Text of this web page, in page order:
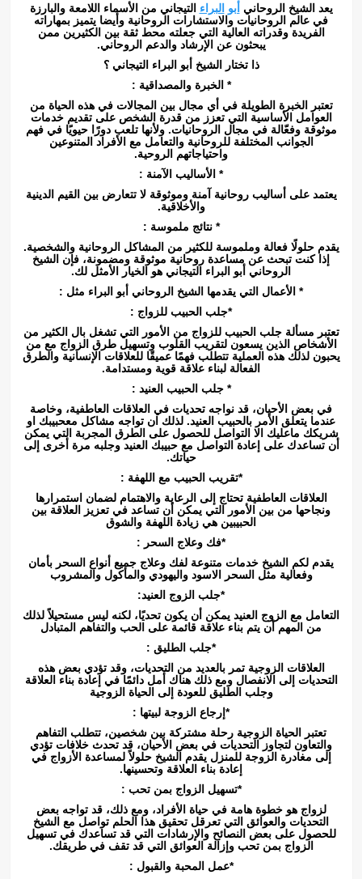
يعد الشيخ الروحاني أبو البراء التيجاني من الأسماء اللامعة والبارزة
في عالم الروحانيات والاستشارات الروحانية وأيضا يتميز بمهاراته
الفريدة وقدراته العالية التي جعلته محط ثقة بين الكثيرين ممن
يبحثون عن الإرشاد والدعم الروحاني.
ذا تختار الشيخ أبو البراء التيجاني ؟
* الخبرة والمصداقية :
تعتبر الخبرة الطويلة في أي مجال بين المجالات في هذه الحياة من
العوامل الأساسية التي تعزز من قدرة الشخص على تقديم خدمات
موثوقة وفعّالة في مجال الروحانيات. ولأنها تلعب دورًا حيويًا في فهم
الجوانب المختلفة للروحانية والتعامل مع الأفراد المتنوعين
واحتياجاتهم الروحية.
* الأساليب الآمنة :
يعتمد على أساليب روحانية آمنة وموثوقة لا تتعارض بين القيم الدينية
والأخلاقية.
* نتائج ملموسة :
يقدم حلولًا فعالة وملموسة للكثير من المشاكل الروحانية والشخصية.
إذا كنت تبحث عن مساعدة روحانية موثوقة ومضمونة، فإن الشيخ
الروحاني أبو البراء التيجاني هو الخيار الأمثل لك.
* الأعمال التي يقدمها الشيخ الروحاني أبو البراء مثل :
*جلب الحبيب للزواج :
تعتبر مسألة جلب الحبيب للزواج من الأمور التي تشغل بال الكثير من
الأشخاص الذين يسعون لتقريب القلوب وتسهيل طرق الزواج مع من
يحبون لذلك هذه العملية تتطلب فهمًا عميقًا للعلاقات الإنسانية والطرق
الفعالة لبناء علاقة قوية ومستدامة.
* جلب الحبيب العنيد :
في بعض الأحيان، قد نواجه تحديات في العلاقات العاطفية، وخاصة
عندما يتعلق الأمر بالحبيب العنيد. لذلك ان تواجه مشاكل معحبيبك او
شريكك ماعليك الا التواصل للحصول على الطرق المجربة التي يمكن
أن تساعدك على إعادة التواصل مع حبيبك العنيد وجلبه مرة أخرى إلى
حياتك.
*تقريب الحبيب مع اللهفة :
العلاقات العاطفية تحتاج إلى الرعاية والاهتمام لضمان استمرارها
ونجاحها من بين الأمور التي يمكن أن تساعد في تعزيز العلاقة بين
الحبيبين هي زيادة اللهفة والشوق
*فك وعلاج السحر :
يقدم لكم الشيخ خدمات متنوعة لفك وعلاج جميع أنواع السحر بأمان
وفعالية مثل السحر الاسود واليهودي والمأكول والمشروب
*جلب الزوج العنيد:
التعامل مع الزوج العنيد يمكن أن يكون تحديًا، لكنه ليس مستحيلاً لذلك
من المهم أن يتم بناء علاقة قائمة على الحب والتفاهم المتبادل
*جلب الطليق :
العلاقات الزوجية تمر بالعديد من التحديات، وقد تؤدي بعض هذه
التحديات إلى الانفصال ومع ذلك هناك أمل دائمًا في إعادة بناء العلاقة
وجلب الطليق للعودة إلى الحياة الزوجية
*إرجاع الزوجة لبيتها :
تعتبر الحياة الزوجية رحلة مشتركة بين شخصين، تتطلب التفاهم
والتعاون لتجاوز التحديات في بعض الأحيان، قد تحدث خلافات تؤدي
إلى مغادرة الزوجة للمنزل يقدم الشيخ حلولاً لمساعدة الأزواج في
إعادة بناء العلاقة وتحسينها.
*تسهيل الزواج بمن تحب :
لزواج هو خطوة هامة في حياة الأفراد، ومع ذلك، قد تواجه بعض
التحديات والعوائق التي تعرقل تحقيق هذا الحلم تواصل مع الشيخ
للحصول على بعض النصائح والإرشادات التي قد تساعدك في تسهيل
الزواج بمن تحب وإزالة العوائق التي قد تقف في طريقك.
*عمل المحبة والقبول :